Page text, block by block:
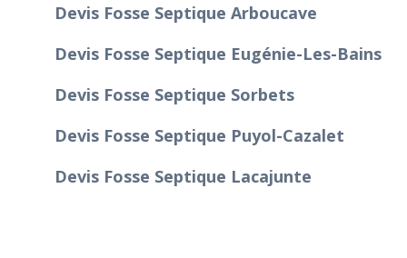
Devis Fosse Septique Arboucave
Devis Fosse Septique Eugénie-Les-Bains
Devis Fosse Septique Sorbets
Devis Fosse Septique Puyol-Cazalet
Devis Fosse Septique Lacajunte